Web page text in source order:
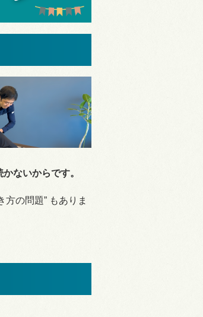
ないからです。
方の問題” もありま